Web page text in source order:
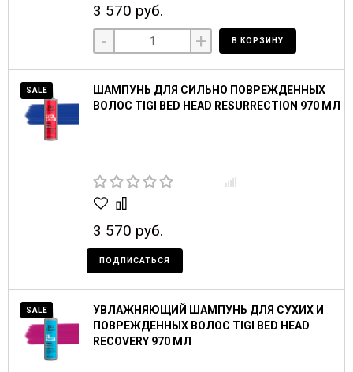
3 570 руб.
- + В КОРЗИНУ
SALE
ШАМПУНЬ ДЛЯ СИЛЬНО ПОВРЕЖДЕННЫХ
ВОЛОС TIGI BED HEAD RESURRECTION 970 МЛ
3 570 руб.
ПОДПИСАТЬСЯ
SALE
УВЛАЖНЯЮЩИЙ ШАМПУНЬ ДЛЯ СУХИХ И
ПОВРЕЖДЕННЫХ ВОЛОС TIGI BED HEAD
RECOVERY 970 МЛ